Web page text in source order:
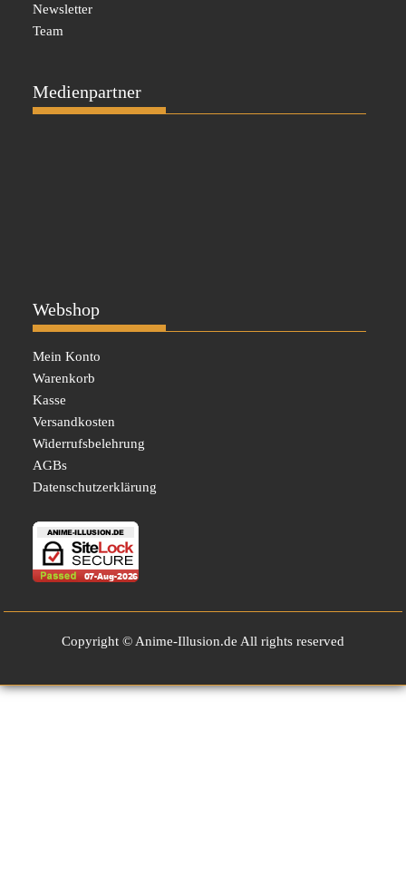
Newsletter
Team
Medienpartner
Webshop
Mein Konto
Warenkorb
Kasse
Versandkosten
Widerrufsbelehrung
AGBs
Datenschutzerklärung
Copyright © Anime-Illusion.de All rights reserved